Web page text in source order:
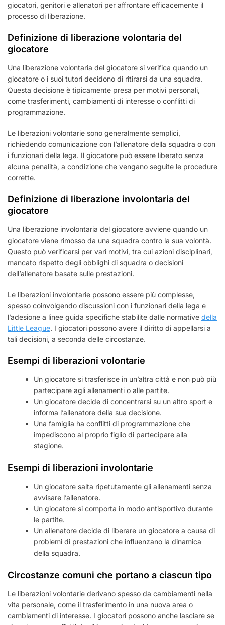
giocatori, genitori e allenatori per affrontare efficacemente il
processo di liberazione.
Definizione di liberazione volontaria del
giocatore
Una liberazione volontaria del giocatore si verifica quando un
giocatore o i suoi tutori decidono di ritirarsi da una squadra.
Questa decisione è tipicamente presa per motivi personali,
come trasferimenti, cambiamenti di interesse o conflitti di
programmazione.
Le liberazioni volontarie sono generalmente semplici,
richiedendo comunicazione con l’allenatore della squadra o con
i funzionari della lega. Il giocatore può essere liberato senza
alcuna penalità, a condizione che vengano seguite le procedure
corrette.
Definizione di liberazione involontaria del
giocatore
Una liberazione involontaria del giocatore avviene quando un
giocatore viene rimosso da una squadra contro la sua volontà.
Questo può verificarsi per vari motivi, tra cui azioni disciplinari,
mancato rispetto degli obblighi di squadra o decisioni
dell’allenatore basate sulle prestazioni.
Le liberazioni involontarie possono essere più complesse,
spesso coinvolgendo discussioni con i funzionari della lega e
l’adesione a linee guida specifiche stabilite dalle normative della
Little League. I giocatori possono avere il diritto di appellarsi a
tali decisioni, a seconda delle circostanze.
Esempi di liberazioni volontarie
Un giocatore si trasferisce in un’altra città e non può più
partecipare agli allenamenti o alle partite.
Un giocatore decide di concentrarsi su un altro sport e
informa l’allenatore della sua decisione.
Una famiglia ha conflitti di programmazione che
impediscono al proprio figlio di partecipare alla
stagione.
Esempi di liberazioni involontarie
Un giocatore salta ripetutamente gli allenamenti senza
avvisare l’allenatore.
Un giocatore si comporta in modo antisportivo durante
le partite.
Un allenatore decide di liberare un giocatore a causa di
problemi di prestazioni che influenzano la dinamica
della squadra.
Circostanze comuni che portano a ciascun tipo
Le liberazioni volontarie derivano spesso da cambiamenti nella
vita personale, come il trasferimento in una nuova area o
cambiamenti di interesse. I giocatori possono anche lasciare se